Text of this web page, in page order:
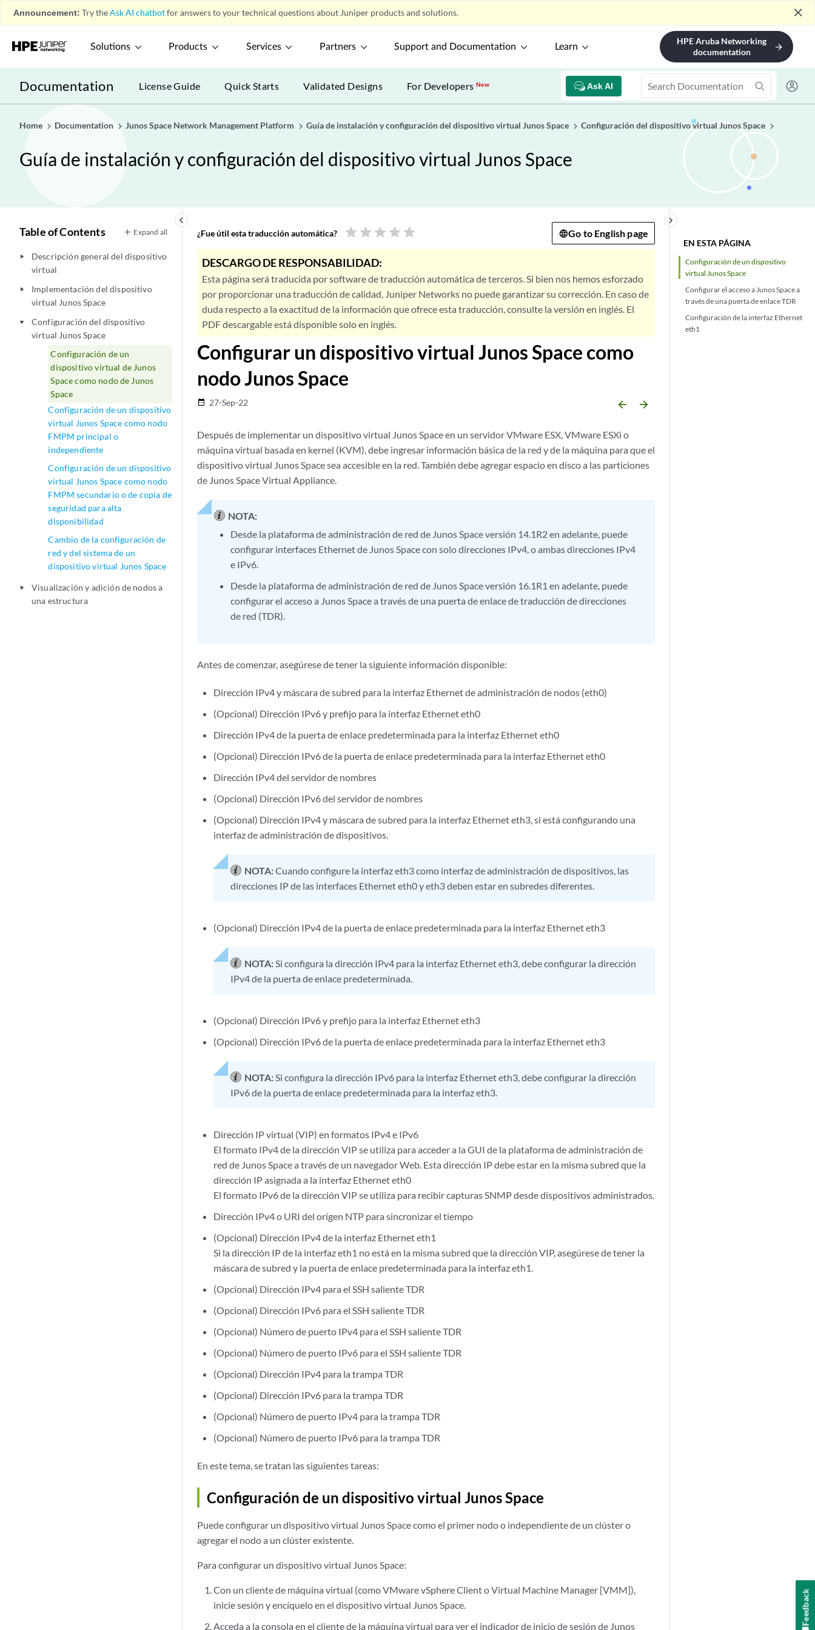
Announcement: Try theAsk AI chatbotfor answers to your technical questions about Juniper products and solutions. close
Solutions Products Services Partners Support and Documentation Learn
HPE Aruba Networking
documentation
arrow_forward
Documentation Ask AI
License Guide Quick Starts Validated Designs For DevelopersNew
Home Documentation Junos Space Network Management Platform Guía de instalación y configuración del dispositivo virtual Junos Space Configuración del dispositivo virtual Junos Space
Guía de instalación y configuración del dispositivo virtual Junos Space
keyboard_arrow_left
Table of Contents Expand all
play_arrow
Descripción general del dispositivo
virtual
play_arrow
Implementación del dispositivo
virtual Junos Space
play_arrow
Configuración del dispositivo
virtual Junos Space
Configuración de un
dispositivo virtual de Junos
Space como nodo de Junos
Space
Configuración de un dispositivo
virtual Junos Space como nodo
FMPM principal o
independiente
Configuración de un dispositivo
virtual Junos Space como nodo
FMPM secundario o de copia de
seguridad para alta
disponibilidad
Cambio de la configuración de
red y del sistema de un
dispositivo virtual Junos Space
play_arrow
Visualización y adición de nodos a
una estructura
EN ESTA PÁGINA
Configuración de un dispositivo
virtual Junos Space
Configurar el acceso a Junos Space a
través de una puerta de enlace TDR
Configuración de la interfaz Ethernet
eth1
keyboard_arrow_right
¿Fue útil esta traducción automática? star star star star star Go to English page
DESCARGO DE RESPONSABILIDAD:
Esta página será traducida por software de traducción automática de terceros. Si bien nos hemos esforzado
por proporcionar una traducción de calidad, Juniper Networks no puede garantizar su corrección. En caso de
duda respecto a la exactitud de la información que ofrece esta traducción, consulte la versión en inglés. El
PDF descargable está disponible solo en inglés.
Configurar un dispositivo virtual Junos Space como
nodo Junos Space
date_range 27-Sep-22 arrow_backward arrow_forward
Después de implementar un dispositivo virtual Junos Space en un servidor VMware ESX, VMware ESXi o
máquina virtual basada en kernel (KVM), debe ingresar información básica de la red y de la máquina para que el
dispositivo virtual Junos Space sea accesible en la red. También debe agregar espacio en disco a las particiones
de Junos Space Virtual Appliance.
NOTA:
Desde la plataforma de administración de red de Junos Space versión 14.1R2 en adelante, puede
configurar interfaces Ethernet de Junos Space con solo direcciones IPv4, o ambas direcciones IPv4
e IPv6.
Desde la plataforma de administración de red de Junos Space versión 16.1R1 en adelante, puede
configurar el acceso a Junos Space a través de una puerta de enlace de traducción de direcciones
de red (TDR).
Antes de comenzar, asegúrese de tener la siguiente información disponible:
Dirección IPv4 y máscara de subred para la interfaz Ethernet de administración de nodos (eth0)
(Opcional) Dirección IPv6 y prefijo para la interfaz Ethernet eth0
Dirección IPv4 de la puerta de enlace predeterminada para la interfaz Ethernet eth0
(Opcional) Dirección IPv6 de la puerta de enlace predeterminada para la interfaz Ethernet eth0
Dirección IPv4 del servidor de nombres
(Opcional) Dirección IPv6 del servidor de nombres
(Opcional) Dirección IPv4 y máscara de subred para la interfaz Ethernet eth3, si está configurando una
interfaz de administración de dispositivos.
NOTA:Cuando configure la interfaz eth3 como interfaz de administración de dispositivos, las
direcciones IP de las interfaces Ethernet eth0 y eth3 deben estar en subredes diferentes.
(Opcional) Dirección IPv4 de la puerta de enlace predeterminada para la interfaz Ethernet eth3
NOTA:Si configura la dirección IPv4 para la interfaz Ethernet eth3, debe configurar la dirección
IPv4 de la puerta de enlace predeterminada.
(Opcional) Dirección IPv6 y prefijo para la interfaz Ethernet eth3
(Opcional) Dirección IPv6 de la puerta de enlace predeterminada para la interfaz Ethernet eth3
NOTA:Si configura la dirección IPv6 para la interfaz Ethernet eth3, debe configurar la dirección
IPv6 de la puerta de enlace predeterminada para la interfaz eth3.
Dirección IP virtual (VIP) en formatos IPv4 e IPv6
El formato IPv4 de la dirección VIP se utiliza para acceder a la GUI de la plataforma de administración de
red de Junos Space a través de un navegador Web. Esta dirección IP debe estar en la misma subred que la
dirección IP asignada a la interfaz Ethernet eth0
El formato IPv6 de la dirección VIP se utiliza para recibir capturas SNMP desde dispositivos administrados.
Dirección IPv4 o URI del origen NTP para sincronizar el tiempo
(Opcional) Dirección IPv4 de la interfaz Ethernet eth1
Si la dirección IP de la interfaz eth1 no está en la misma subred que la dirección VIP, asegúrese de tener la
máscara de subred y la puerta de enlace predeterminada para la interfaz eth1.
(Opcional) Dirección IPv4 para el SSH saliente TDR
(Opcional) Dirección IPv6 para el SSH saliente TDR
(Opcional) Número de puerto IPv4 para el SSH saliente TDR
(Opcional) Número de puerto IPv6 para el SSH saliente TDR
(Opcional) Dirección IPv4 para la trampa TDR
(Opcional) Dirección IPv6 para la trampa TDR
(Opcional) Número de puerto IPv4 para la trampa TDR
(Opcional) Número de puerto IPv6 para la trampa TDR
En este tema, se tratan las siguientes tareas:
Configuración de un dispositivo virtual Junos Space
Puede configurar un dispositivo virtual Junos Space como el primer nodo o independiente de un clúster o
agregar el nodo a un clúster existente.
Para configurar un dispositivo virtual Junos Space:
Con un cliente de máquina virtual (como VMware vSphere Client o Virtual Machine Manager [VMM]),
inicie sesión y encíquelo en el dispositivo virtual Junos Space.
Acceda a la consola en el cliente de la máquina virtual para ver el indicador de inicio de sesión de Junos
Feedback